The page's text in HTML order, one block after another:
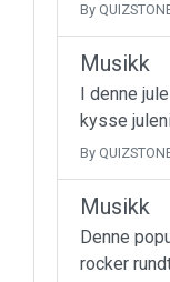
By
Musikk
I denne
kysse
By
Musikk
Denne
rocker